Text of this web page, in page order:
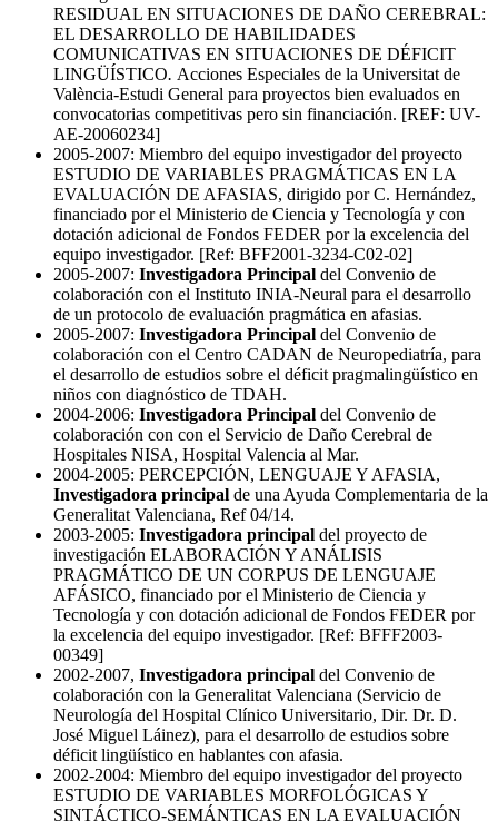
RESIDUAL EN SITUACIONES DE DAÑO CEREBRAL:
EL DESARROLLO DE HABILIDADES
COMUNICATIVAS EN SITUACIONES DE DÉFICIT
LINGÜÍSTICO. Acciones Especiales de la Universitat de
València-Estudi General para proyectos bien evaluados en
convocatorias competitivas pero sin financiación. [REF: UV-
AE-20060234]
2005-2007: Miembro del equipo investigador del proyecto
ESTUDIO DE VARIABLES PRAGMÁTICAS EN LA
EVALUACIÓN DE AFASIAS, dirigido por C. Hernández,
financiado por el Ministerio de Ciencia y Tecnología y con
dotación adicional de Fondos FEDER por la excelencia del
equipo investigador. [Ref: BFF2001-3234-C02-02]
2005-2007: Investigadora Principal del Convenio de
colaboración con el Instituto INIA-Neural para el desarrollo
de un protocolo de evaluación pragmática en afasias.
2005-2007: Investigadora Principal del Convenio de
colaboración con el Centro CADAN de Neuropediatría, para
el desarrollo de estudios sobre el déficit pragmalingüístico en
niños con diagnóstico de TDAH.
2004-2006: Investigadora Principal del Convenio de
colaboración con con el Servicio de Daño Cerebral de
Hospitales NISA, Hospital Valencia al Mar.
2004-2005: PERCEPCIÓN, LENGUAJE Y AFASIA,
Investigadora principal de una Ayuda Complementaria de la
Generalitat Valenciana, Ref 04/14.
2003-2005: Investigadora principal del proyecto de
investigación ELABORACIÓN Y ANÁLISIS
PRAGMÁTICO DE UN CORPUS DE LENGUAJE
AFÁSICO, financiado por el Ministerio de Ciencia y
Tecnología y con dotación adicional de Fondos FEDER por
la excelencia del equipo investigador. [Ref: BFFF2003-
00349]
2002-2007, Investigadora principal del Convenio de
colaboración con la Generalitat Valenciana (Servicio de
Neurología del Hospital Clínico Universitario, Dir. Dr. D.
José Miguel Láinez), para el desarrollo de estudios sobre
déficit lingüístico en hablantes con afasia.
2002-2004: Miembro del equipo investigador del proyecto
ESTUDIO DE VARIABLES MORFOLÓGICAS Y
SINTÁCTICO-SEMÁNTICAS EN LA EVALUACIÓN